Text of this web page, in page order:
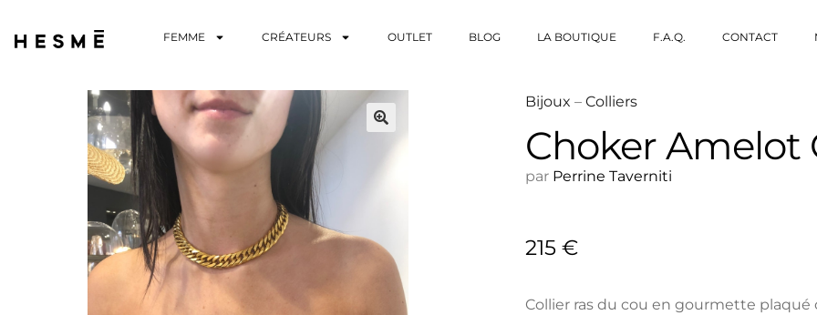
FEMME CRÉATEURS OUTLET BLOG LA BOUTIQUE F.A.Q. CONTACT
Bijoux – Colliers
Choker Amelot
par Perrine Taverniti
215 €
Collier ras du cou en gourmette plaqué